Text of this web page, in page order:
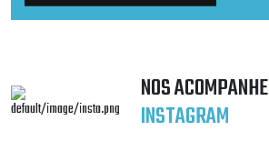
NOS ACOMPANHE
INSTAGRAM